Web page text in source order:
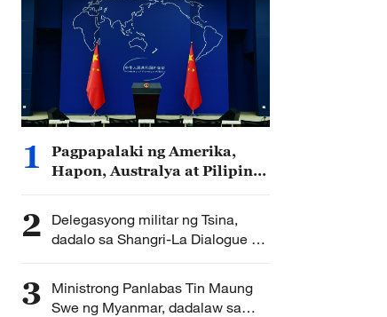
1
Pagpapalaki ng Amerika,
Hapon, Australya at Pilipinas
panig Tsino
2
Delegasyong militar ng Tsina,
dadalo sa Shangri-La Dialogue sa
Singapore
3
Ministrong Panlabas Tin Maung
Swe ng Myanmar, dadalaw sa